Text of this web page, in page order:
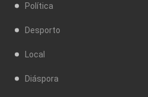
Política
Desporto
Local
Diáspora